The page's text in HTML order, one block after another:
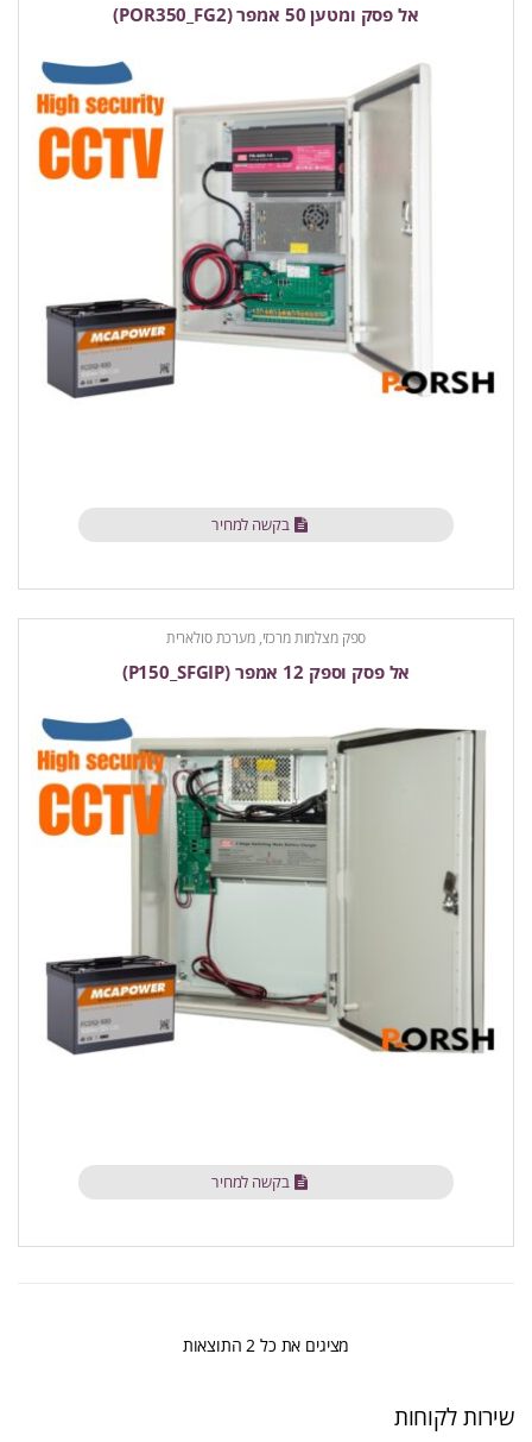
אל פסק ומטען 50 אמפר (POR350_FG2)
בקשה למחיר
ספק מצלמות מרכזי, מערכת סולארית
אל פסק וספק 12 אמפר (P150_SFGIP)
בקשה למחיר
מציגים את כל ⁦2⁩ התוצאות ממוין
שירות לקוחות